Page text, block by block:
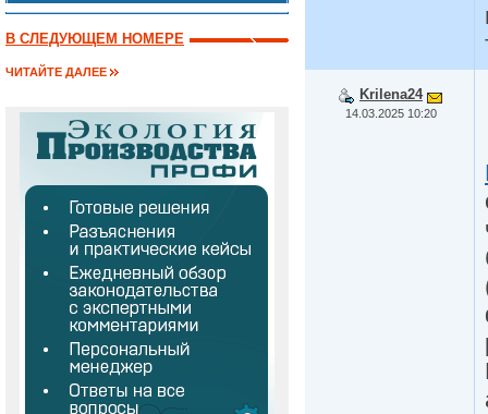
В СЛЕДУЮЩЕМ НОМЕРЕ
ЧИТАЙТЕ ДАЛЕЕ
Krilena24
14.03.2025 10:20